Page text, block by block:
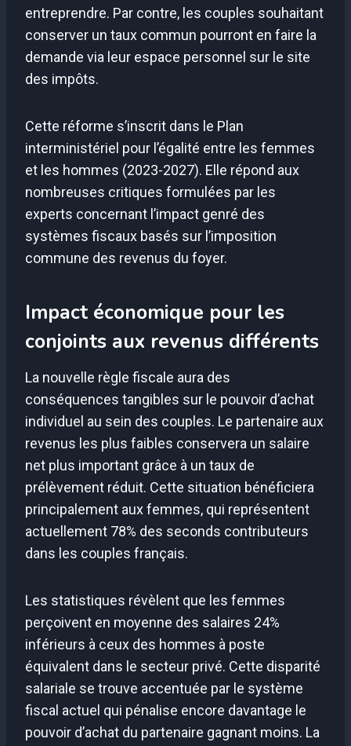
entreprendre. Par contre, les couples souhaitant
conserver un taux commun pourront en faire la
demande via leur espace personnel sur le site
des impôts.
Cette réforme s’inscrit dans le Plan
interministériel pour l’égalité entre les femmes
et les hommes (2023-2027). Elle répond aux
nombreuses critiques formulées par les
experts concernant l’impact genré des
systèmes fiscaux basés sur l’imposition
commune des revenus du foyer.
Impact économique pour les
conjoints aux revenus différents
La nouvelle règle fiscale aura des
conséquences tangibles sur le pouvoir d’achat
individuel au sein des couples. Le partenaire aux
revenus les plus faibles conservera un salaire
net plus important grâce à un taux de
prélèvement réduit. Cette situation bénéficiera
principalement aux femmes, qui représentent
actuellement 78% des seconds contributeurs
dans les couples français.
Les statistiques révèlent que les femmes
perçoivent en moyenne des salaires 24%
inférieurs à ceux des hommes à poste
équivalent dans le secteur privé. Cette disparité
salariale se trouve accentuée par le système
fiscal actuel qui pénalise encore davantage le
pouvoir d’achat du partenaire gagnant moins. La